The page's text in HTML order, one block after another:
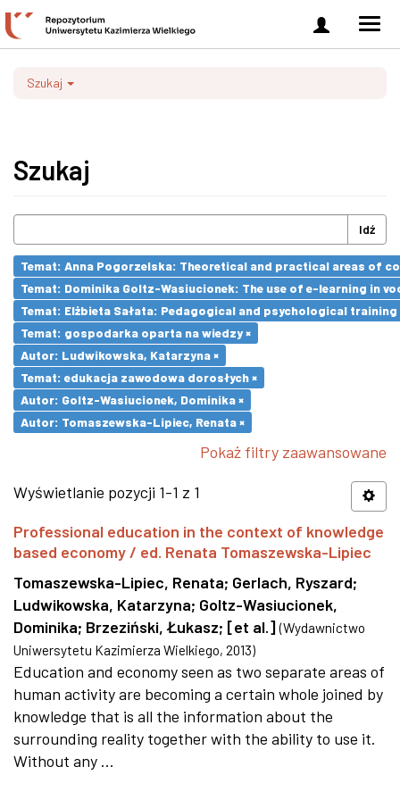
Zaloguj
się
Szukaj
Szukaj
Idź
Temat: Anna Pogorzelska: Theoretical and practical areas of
Temat: Dominika Goltz-Wasiucionek: The use of e-learning in
Temat: Elżbieta Sałata: Pedagogical and psychological
Temat: gospodarka oparta na wiedzy ×
Autor: Ludwikowska, Katarzyna ×
Temat: edukacja zawodowa dorosłych ×
Autor: Goltz-Wasiucionek, Dominika ×
Autor: Tomaszewska-Lipiec, Renata ×
Pokaż filtry zaawansowane
Wyświetlanie pozycji 1-1 z 1
Professional education in the context of knowledge
based economy / ed. Renata Tomaszewska-Lipiec
Tomaszewska-Lipiec, Renata; Gerlach, Ryszard;
Ludwikowska, Katarzyna; Goltz-Wasiucionek,
Dominika; Brzeziński, Łukasz; [et al.] (Wydawnictwo
Uniwersytetu Kazimierza Wielkiego, 2013)
Education and economy seen as two separate areas of
human activity are becoming a certain whole joined by
knowledge that is all the information about the
surrounding reality together with the ability to use it.
Without any ...